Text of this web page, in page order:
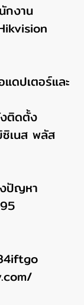
กงาน
ดปเตอร์และ
ติดตั้ง
เนส พลัส
ปัญหา